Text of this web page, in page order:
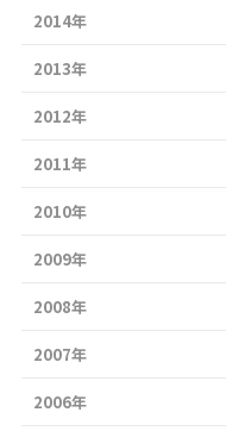
2014年
2013年
2012年
2011年
2010年
2009年
2008年
2007年
2006年